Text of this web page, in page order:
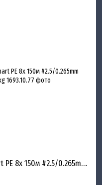
Шнур Favorite Smart PE 8x 150м #2.5/0.265mm 30lb/16.4kg